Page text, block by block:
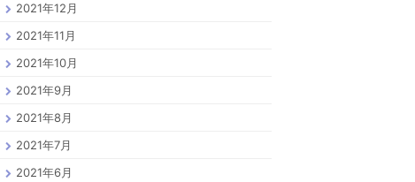
2021年12月
2021年11月
2021年10月
2021年9月
2021年8月
2021年7月
2021年6月